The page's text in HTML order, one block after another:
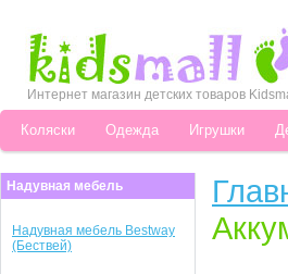
Интернет магазин детских товаров
Коляски Одежда Игрушки
Надувная мебель
Надувная мебель Bestway
(Бествей)